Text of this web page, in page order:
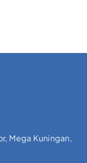
Mega Kuningan,